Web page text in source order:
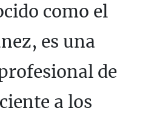
como el
es una
de
a los